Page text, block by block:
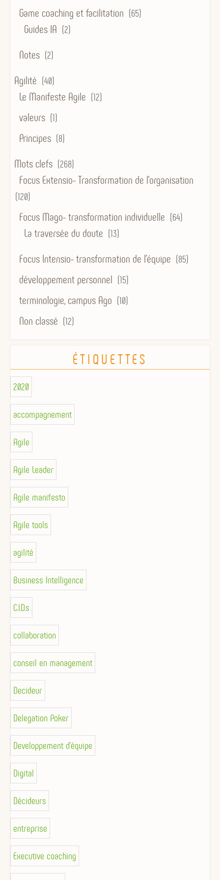
Game coaching et facilitation (65)
Guides IA (2)
Notes (2)
Agilité (40)
Le Manifeste Agile (12)
valeurs (1)
Principes (8)
Mots clefs (268)
Focus Extensio- Transformation de l'organisation
(120)
Focus Mago- transformation individuelle (64)
La traversée du doute (13)
Focus Intensio- transformation de l'équipe (85)
développement personnel (15)
terminologie, campus Ago (10)
Non classé (12)
ÉTIQUETTES
2020
accompagnement
Agile
Agile Leader
Agile manifesto
Agile tools
agilité
Business Intelligence
C.I.D.s
collaboration
conseil en management
Decideur
Delegation Poker
Developpement d'équipe
Digital
Décideurs
entreprise
Executive coaching